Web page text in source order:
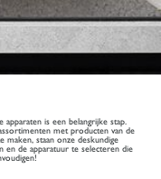
is een belangrijke stap.
met producten van de
staan onze deskundige
de apparatuur te selecteren die